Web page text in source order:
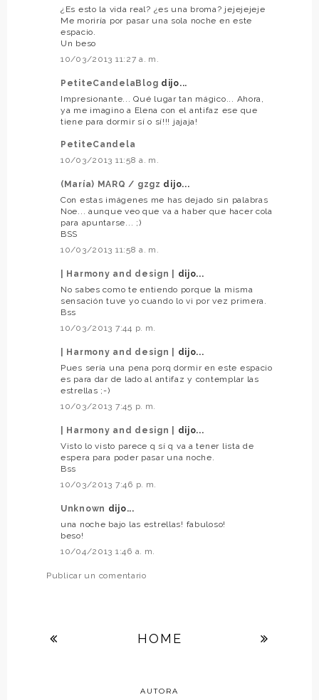
¿Es esto la vida real? ¿es una broma? jejejejeje
Me moriría por pasar una sola noche en este
espacio.
Un beso
10/03/2013 11:27 a. m.
PetiteCandelaBlog dijo...
Impresionante... Qué lugar tan mágico... Ahora,
ya me imagino a Elena con el antifaz ese que
tiene para dormir sí o sí!!! jajaja!
PetiteCandela
10/03/2013 11:58 a. m.
(María) MARQ / gzgz dijo...
Con estas imágenes me has dejado sin palabras
Noe... aunque veo que va a haber que hacer cola
para apuntarse... ;)
BSS
10/03/2013 11:58 a. m.
| Harmony and design |
dijo...
No sabes como te entiendo porque la misma
sensación tuve yo cuando lo vi por vez primera.
Bss
10/03/2013 7:44 p. m.
| Harmony and design |
dijo...
Pues sería una pena porq dormir en este espacio
es para dar de lado al antifaz y contemplar las
estrellas ;-)
10/03/2013 7:45 p. m.
| Harmony and design |
dijo...
Visto lo visto parece q sí q va a tener lista de
espera para poder pasar una noche.
Bss
10/03/2013 7:46 p. m.
Unknown dijo...
una noche bajo las estrellas! fabuloso!
beso!
10/04/2013 1:46 a. m.
Publicar un comentario
HOME
AUTORA